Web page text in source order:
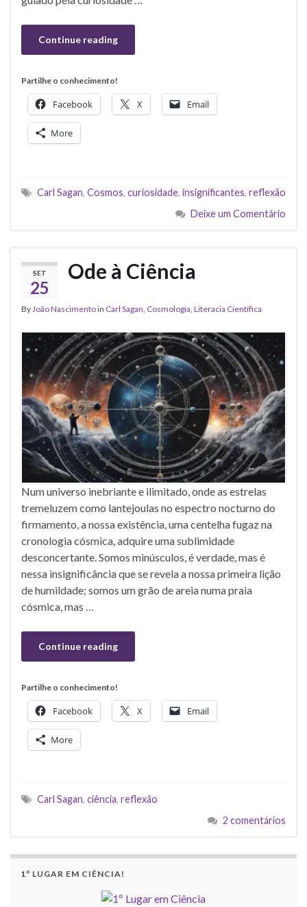
Continue reading
Partilhe o conhecimento!
Facebook X Email
More
Carl Sagan, Cosmos, curiosidade, insignificantes, reflexão
Deixe um Comentário
SET
25
Ode à Ciência
ByJoão Nascimentoin Carl Sagan, Cosmologia, Literacia Científica
Num universo inebriante e ilimitado, onde as estrelas
tremeluzem como lantejoulas no espectro nocturno do
firmamento, a nossa existência, uma centelha fugaz na
cronologia cósmica, adquire uma sublimidade
desconcertante. Somos minúsculos, é verdade, mas é
nessa insignificância que se revela a nossa primeira lição
de humildade; somos um grão de areia numa praia
cósmica, mas …
Continue reading
Partilhe o conhecimento!
Facebook X Email
More
Carl Sagan, ciência, reflexão
2 comentários
1º LUGAR EM CIÊNCIA!